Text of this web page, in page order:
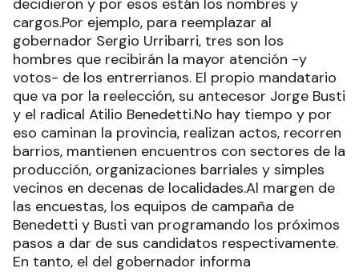
decidieron y por esos están los nombres y
cargos.Por ejemplo, para reemplazar al
gobernador Sergio Urribarri, tres son los
hombres que recibirán la mayor atención -y
votos- de los entrerrianos. El propio mandatario
que va por la reelección, su antecesor Jorge Busti
y el radical Atilio Benedetti.No hay tiempo y por
eso caminan la provincia, realizan actos, recorren
barrios, mantienen encuentros con sectores de la
producción, organizaciones barriales y simples
vecinos en decenas de localidades.Al margen de
las encuestas, los equipos de campaña de
Benedetti y Busti van programando los próximos
pasos a dar de sus candidatos respectivamente.
En tanto, el del gobernador informa